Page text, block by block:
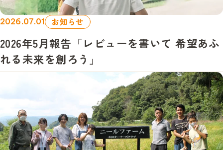
2026.07.01 お知らせ
2026年5月報告「レビューを書いて 希望あふ
れる未来を創ろう」